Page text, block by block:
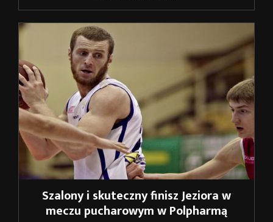
Szalony i skuteczny finisz Jeziora w
meczu pucharowym w Polpharmą